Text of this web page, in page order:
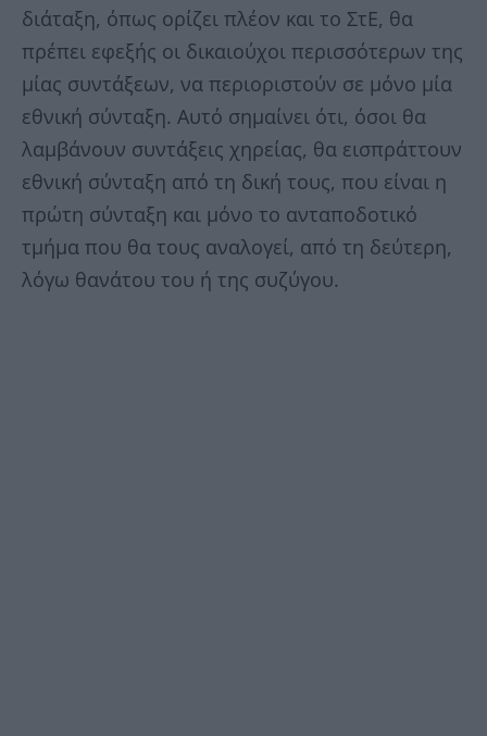
διάταξη, όπως ορίζει πλέον και το ΣτΕ, θα
πρέπει εφεξής οι δικαιούχοι περισσότερων της
μίας συντάξεων, να περιοριστούν σε μόνο μία
εθνική σύνταξη. Αυτό σημαίνει ότι, όσοι θα
λαμβάνουν συντάξεις χηρείας, θα εισπράττουν
εθνική σύνταξη από τη δική τους, που είναι η
πρώτη σύνταξη και μόνο το ανταποδοτικό
τμήμα που θα τους αναλογεί, από τη δεύτερη,
λόγω θανάτου του ή της συζύγου.